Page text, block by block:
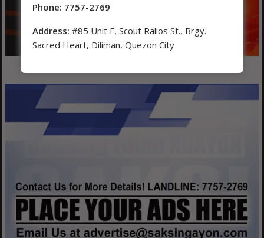
Phone: 7757-2769
Address: #85 Unit F, Scout Rallos St., Brgy.
Sacred Heart, Diliman, Quezon City